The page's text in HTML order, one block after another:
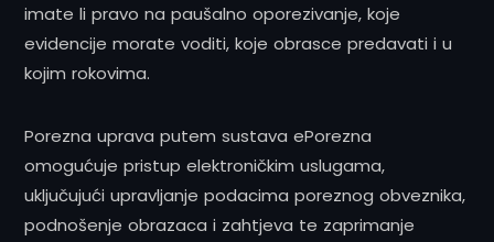
imate li pravo na paušalno oporezivanje, koje
evidencije morate voditi, koje obrasce predavati i u
kojim rokovima.
Porezna uprava putem sustava ePorezna
omogućuje pristup elektroničkim uslugama,
uključujući upravljanje podacima poreznog obveznika,
podnošenje obrazaca i zahtjeva te zaprimanje